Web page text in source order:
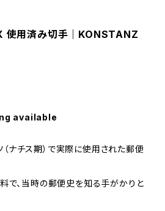
使用済み切手｜KONSTANZ
available
ナチス期）で実際に使用された郵便
で、当時の郵便史を知る手がかりと